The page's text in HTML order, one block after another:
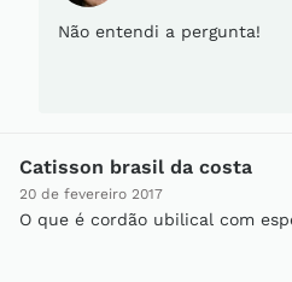
Não entendi a pergunta!
Catisson brasil da costa
20 de fevereiro 2017
O que é cordão ubilical com